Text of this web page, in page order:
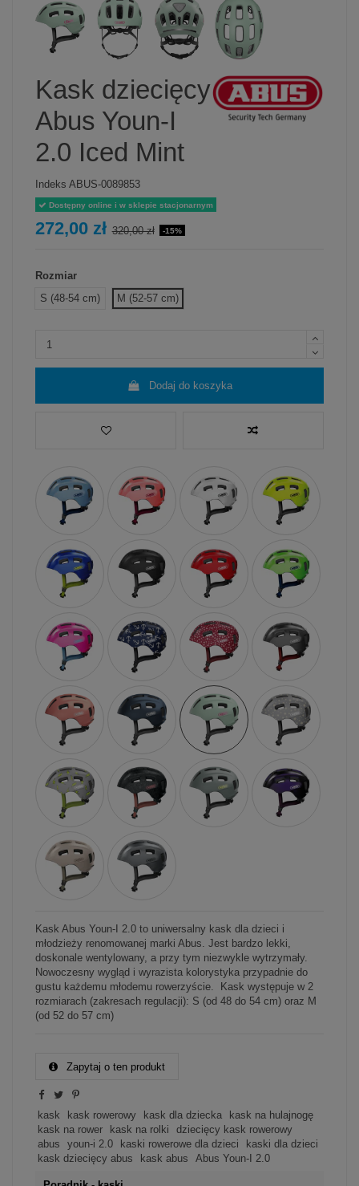
Kask dziecięcy
Abus Youn-I
2.0 Iced Mint
Indeks ABUS-0089853
Dostępny online i w sklepie stacjonarnym
272,00 zł 320,00 zł -15%
Rozmiar
S (48-54 cm)
M (52-57 cm)
Dodaj do koszyka
Kask Abus Youn-I 2.0 to uniwersalny kask dla dzieci i
młodzieży renomowanej marki Abus. Jest bardzo lekki,
doskonale wentylowany, a przy tym niezwykle wytrzymały.
Nowoczesny wygląd i wyrazista kolorystyka przypadnie do
gustu każdemu młodemu rowerzyście. Kask występuje w 2
rozmiarach (zakresach regulacji): S (od 48 do 54 cm) oraz M
(od 52 do 57 cm)
Zapytaj o ten produkt
kask kask rowerowy kask dla dziecka
kask na hulajnogę
kask na rower
kask na rolki
dziecięcy kask rowerowy
abus
youn-i 2.0 kaski rowerowe dla dzieci
kaski dla dzieci
kask dziecięcy abus
kask abus Abus Youn-I 2.0